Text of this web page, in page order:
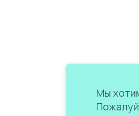
Мы